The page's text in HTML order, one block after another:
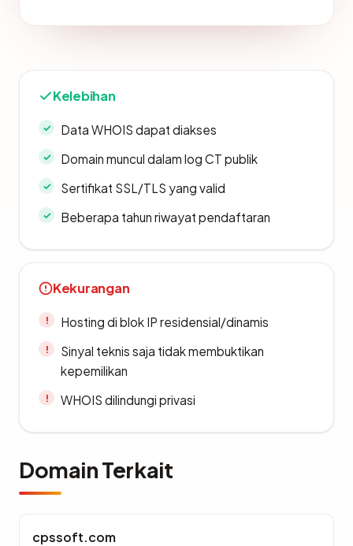
Kelebihan
Data WHOIS dapat diakses
Domain muncul dalam log CT publik
Sertifikat SSL/TLS yang valid
Beberapa tahun riwayat pendaftaran
Kekurangan
Hosting di blok IP residensial/dinamis
Sinyal teknis saja tidak membuktikan
kepemilikan
WHOIS dilindungi privasi
Domain Terkait
cpssoft.com